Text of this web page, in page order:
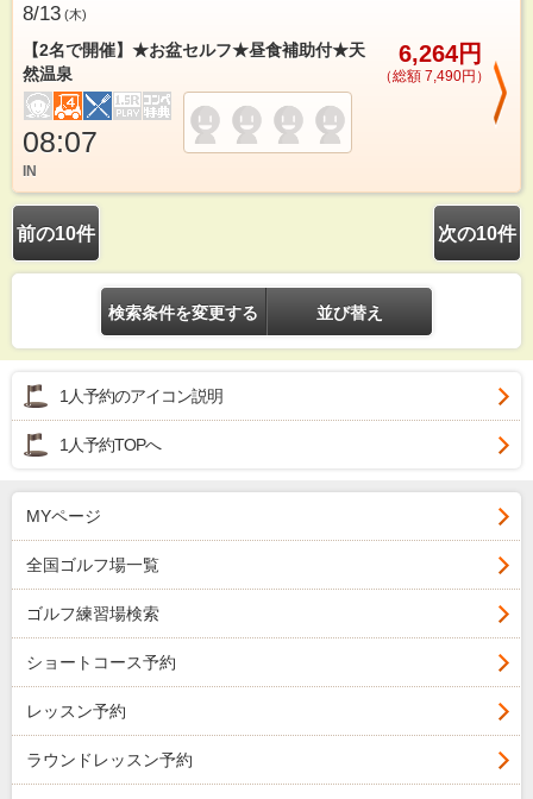
8/13 (木)
【2名で開催】★お盆セルフ★昼食補助付★天
然温泉
6,264円
（総額 7,490円）
08:07
IN
前の10件 次の10件
検索条件を変更する 並び替え
1人予約のアイコン説明
1人予約TOPへ
MYページ
全国ゴルフ場一覧
ゴルフ練習場検索
ショートコース予約
レッスン予約
ラウンドレッスン予約